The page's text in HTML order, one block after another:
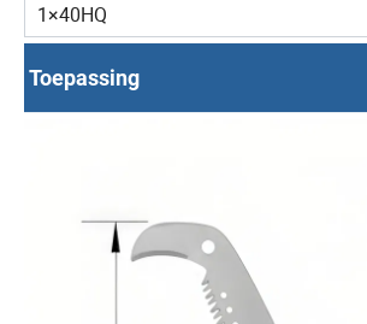
1×40HQ
Toepassing